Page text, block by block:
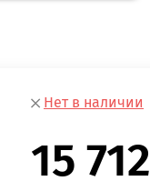
Нет в наличии
15 712